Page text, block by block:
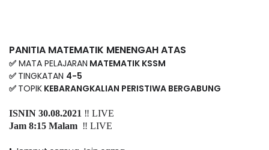
PANITIA MATEMATIK MENENGAH ATAS
✅ MATA PELAJARAN MATEMATIK KSSM
✅ TINGKATAN 4-5
✅ TOPIK KEBARANGKALIAN PERISTIWA BERGABUNG
ISNIN 30.08.2021 ‼️ LIVE
Jam 8:15 Malam ‼️ LIVE